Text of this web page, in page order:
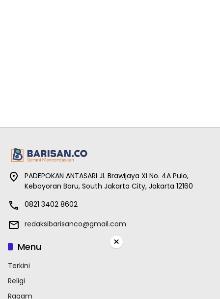
PADEPOKAN ANTASARI Jl. Brawijaya XI No. 4A Pulo,
Kebayoran Baru, South Jakarta City, Jakarta 12160
0821 3402 8602
redaksibarisanco@gmail.com
Menu
Terkini
Religi
Ragam
×